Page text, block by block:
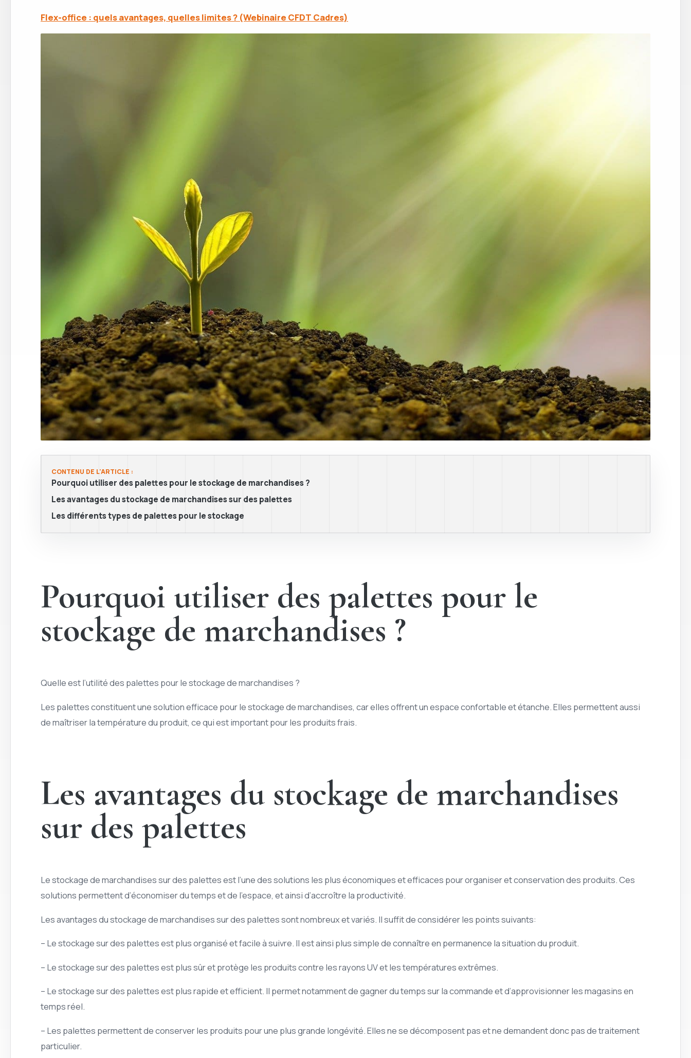
Flex-office : quels avantages, quelles limites ? (Webinaire CFDT Cadres)
CONTENU DE L'ARTICLE :
Pourquoi utiliser des palettes pour le stockage de marchandises ?
Les avantages du stockage de marchandises sur des palettes
Les différents types de palettes pour le stockage
Pourquoi utiliser des palettes pour le
stockage de marchandises ?
Quelle est l’utilité des palettes pour le stockage de marchandises ?
Les palettes constituent une solution efficace pour le stockage de marchandises, car elles offrent un espace confortable et étanche. Elles permettent aussi
de maîtriser la température du produit, ce qui est important pour les produits frais.
Les avantages du stockage de marchandises
sur des palettes
Le stockage de marchandises sur des palettes est l’une des solutions les plus économiques et efficaces pour organiser et conservation des produits. Ces
solutions permettent d’économiser du temps et de l’espace, et ainsi d’accroître la productivité.
Les avantages du stockage de marchandises sur des palettes sont nombreux et variés. Il suffit de considérer les points suivants:
– Le stockage sur des palettes est plus organisé et facile à suivre. Il est ainsi plus simple de connaître en permanence la situation du produit.
– Le stockage sur des palettes est plus sûr et protège les produits contre les rayons UV et les températures extrêmes.
– Le stockage sur des palettes est plus rapide et efficient. Il permet notamment de gagner du temps sur la commande et d’approvisionner les magasins en
temps réel.
– Les palettes permettent de conserver les produits pour une plus grande longévité. Elles ne se décomposent pas et ne demandent donc pas de traitement
particulier.